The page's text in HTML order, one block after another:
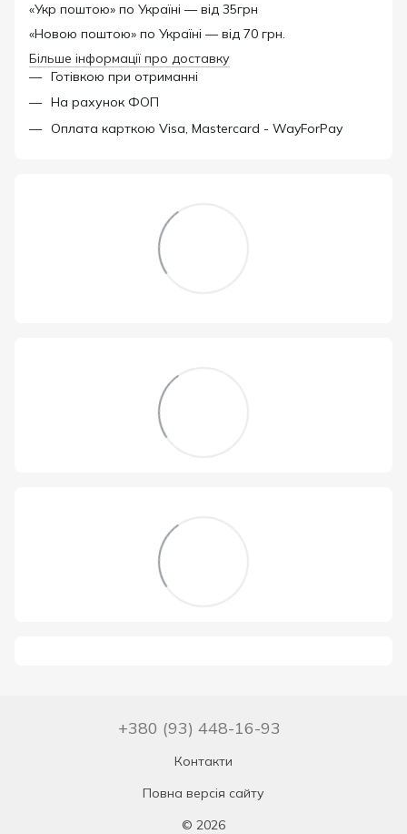
«Укр поштою» по Україні — від 35грн
«Новою поштою» по Україні — від 70 грн.
Більше інформації про доставку
Готівкою при отриманні
На рахунок ФОП
Оплата карткою Visa, Mastercard - WayForPay
+380 (93) 448-16-93
Контакти
Повна версія сайту
© 2026